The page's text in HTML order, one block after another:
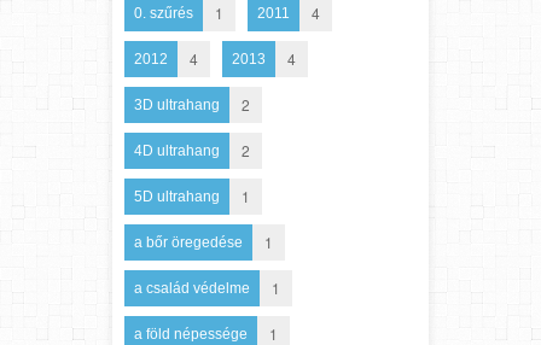
0. szűrés 1 2011 4
2012 4 2013 4
3D ultrahang 2
4D ultrahang 2
5D ultrahang 1
a bőr öregedése 1
a család védelme 1
a föld népessége 1